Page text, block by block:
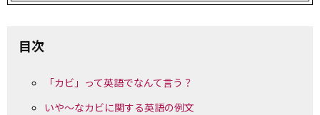
目次
「カビ」って英語でなんて言う？
いや～なカビに関する英語の例文